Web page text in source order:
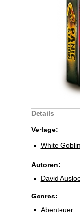
Details
Verlage:
White
Autoren:
David
Genres:
Abenteuer